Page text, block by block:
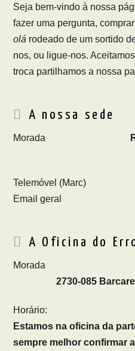
Seja bem-vindo à nossa
fazer uma pergunta,
olá rodeado de um sortido
nos, ou ligue-nos.
troca partilhamos a nossa
A nossa sede
Morada
Telemóvel (Marc)
Email geral
A Oficina do
Morada
2730-085
Horário:
Estamos na oficina da
sempre melhor confirmar